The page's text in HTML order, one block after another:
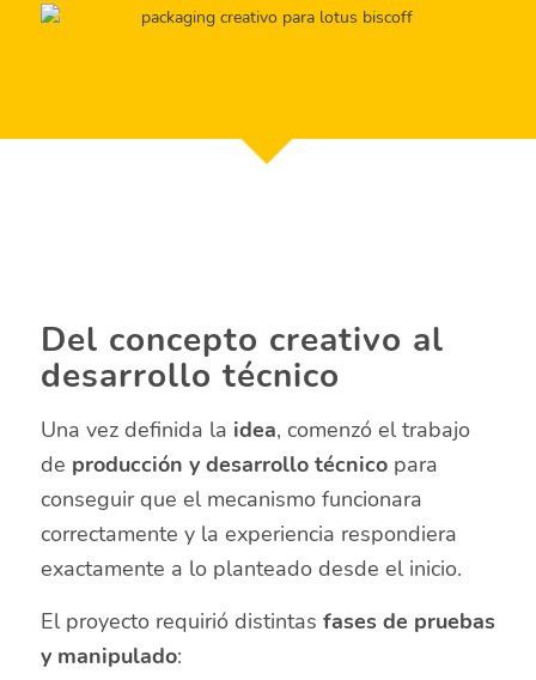
Del concepto creativo al
desarrollo técnico
Una vez definida la idea, comenzó el trabajo
de producción y desarrollo técnicopara
conseguir que el mecanismo funcionara
correctamente y la experiencia respondiera
exactamente a lo planteado desde el inicio.
El proyecto requirió distintas fases de pruebas
y manipulado: